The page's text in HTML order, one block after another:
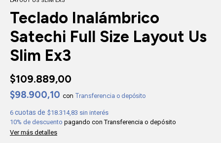
Teclado Inalámbrico
Satechi Full Size Layout Us
Slim Ex3
$109.889,00
$98.900,10 con Transferencia o depósito
6 $18.314,83 sin interés
10% de descuento pagando con Transferencia o depósito
Ver más detalles